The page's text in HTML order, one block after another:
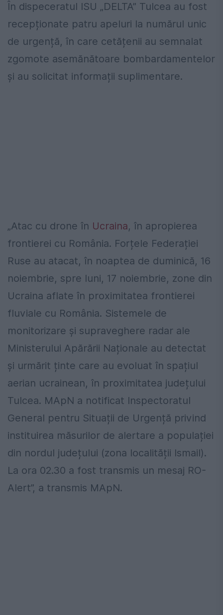
În dispeceratul ISU „DELTA” Tulcea au fost
recepționate patru apeluri la numărul unic
de urgență, în care cetățenii au semnalat
zgomote asemănătoare bombardamentelor
și au solicitat informații suplimentare.
„Atac cu drone în Ucraina, în apropierea
frontierei cu România. Forțele Federației
Ruse au atacat, în noaptea de duminică, 16
noiembrie, spre luni, 17 noiembrie, zone din
Ucraina aflate în proximitatea frontierei
fluviale cu România. Sistemele de
monitorizare și supraveghere radar ale
Ministerului Apărării Naționale au detectat
și urmărit ținte care au evoluat în spațiul
aerian ucrainean, în proximitatea județului
Tulcea. MApN a notificat Inspectoratul
General pentru Situații de Urgență privind
instituirea măsurilor de alertare a populației
din nordul județului (zona localității Ismail).
La ora 02.30 a fost transmis un mesaj RO-
Alert”, a transmis MApN.